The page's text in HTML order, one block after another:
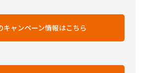
ャンペーン情報はこちら